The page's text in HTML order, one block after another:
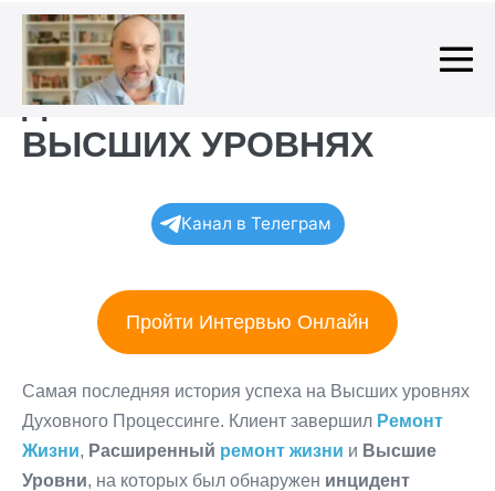
Skip
content
ДОСТИЖЕНИЯ НА
ВЫСШИХ УРОВНЯХ
Канал в Телеграм
Пройти Интервью Онлайн
Самая последняя история успеха на Высших уровнях
Духовного Процессинге. Клиент завершил Ремонт
Жизни, Расширенный ремонт жизни и Высшие
Уровни, на которых был обнаружен инцидент